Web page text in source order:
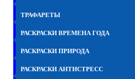
ТРАФАРЕТЫ
РАСКРАСКИ ВРЕМЕНА ГОДА
РАСКРАСКИ ПРИРОДА
РАСКРАСКИ АНТИСТРЕСС